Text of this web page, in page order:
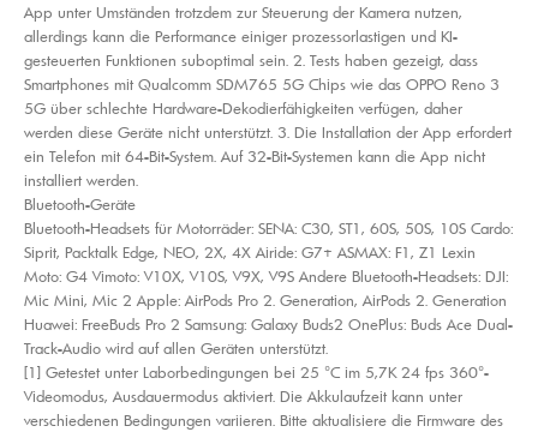
App unter Umständen trotzdem zur Steuerung der Kamera nutzen,
allerdings kann die Performance einiger prozessorlastigen und KI-
gesteuerten Funktionen suboptimal sein. 2. Tests haben gezeigt, dass
Smartphones mit Qualcomm SDM765 5G Chips wie das OPPO Reno 3
5G über schlechte Hardware-Dekodierfähigkeiten verfügen, daher
werden diese Geräte nicht unterstützt. 3. Die Installation der App erfordert
ein Telefon mit 64-Bit-System. Auf 32-Bit-Systemen kann die App nicht
installiert werden.
Bluetooth-Geräte
Bluetooth-Headsets für Motorräder: SENA: C30, ST1, 60S, 50S, 10S Cardo:
Siprit, Packtalk Edge, NEO, 2X, 4X Airide: G7+ ASMAX: F1, Z1 Lexin
Moto: G4 Vimoto: V10X, V10S, V9X, V9S Andere Bluetooth-Headsets: DJI:
Mic Mini, Mic 2 Apple: AirPods Pro 2. Generation, AirPods 2. Generation
Huawei: FreeBuds Pro 2 Samsung: Galaxy Buds2 OnePlus: Buds Ace Dual-
Track-Audio wird auf allen Geräten unterstützt.
[1] Getestet unter Laborbedingungen bei 25 °C im 5,7K 24 fps 360°-
Videomodus, Ausdauermodus aktiviert. Die Akkulaufzeit kann unter
verschiedenen Bedingungen variieren. Bitte aktualisiere die Firmware des